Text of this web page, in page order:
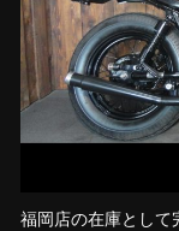
福岡店の在庫として